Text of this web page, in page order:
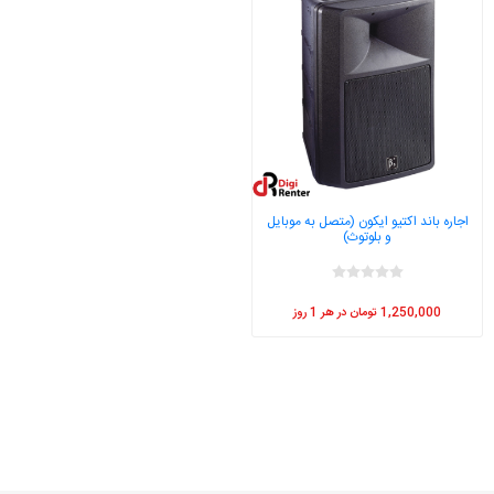
اجاره باند اکتیو ایکون (متصل به موبایل
و بلوتوث)
1,250,000 تومان در هر 1 روز